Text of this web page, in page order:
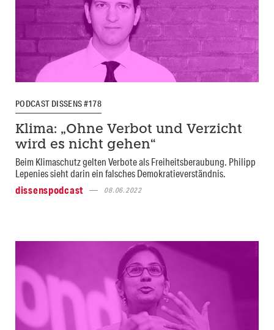
PODCAST DISSENS #178
Klima: „Ohne Verbot und Verzicht
wird es nicht gehen“
Beim Klimaschutz gelten Verbote als Freiheitsberaubung. Philipp
Lepenies sieht darin ein falsches Demokratieverständnis.
dissenspodcast
08.06.2022